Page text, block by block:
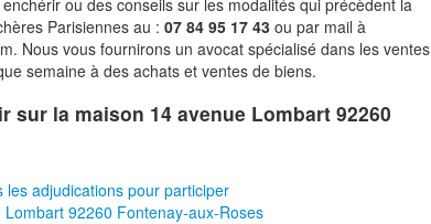
ou des conseils sur les modalités qui précèdent la
Parisiennes au :07 84 95 17 43ou par mail à
Nous vous fournirons un avocat spécialisé dans les ventes
semaine à des achats et ventes de biens.
sur la maison 14 avenue Lombart 92260
adjudications pour participer
92260 Fontenay-aux-Roses